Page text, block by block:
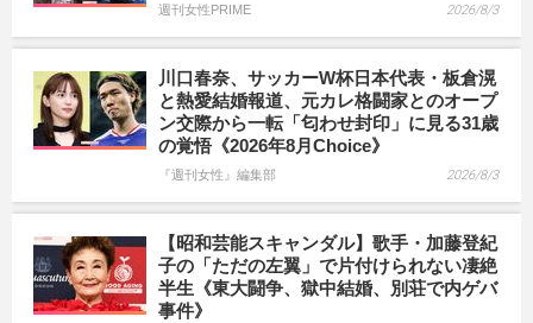
週刊女性PRIME 2026/8/3
川口春奈、サッカーW杯日本代表・板倉滉
と熱愛結婚報道、元カレ格闘家とのオープ
ン交際から一転「匂わせ封印」に見る31歳
の覚悟《2026年8月Choice》
『週刊女性』編集部 2026/8/3
【昭和芸能スキャンダル】歌手・加藤登紀
子の「ただの左翼」で片付けられない凄絶
半生《東大闘争、獄中結婚、別荘で内ゲバ
事件》